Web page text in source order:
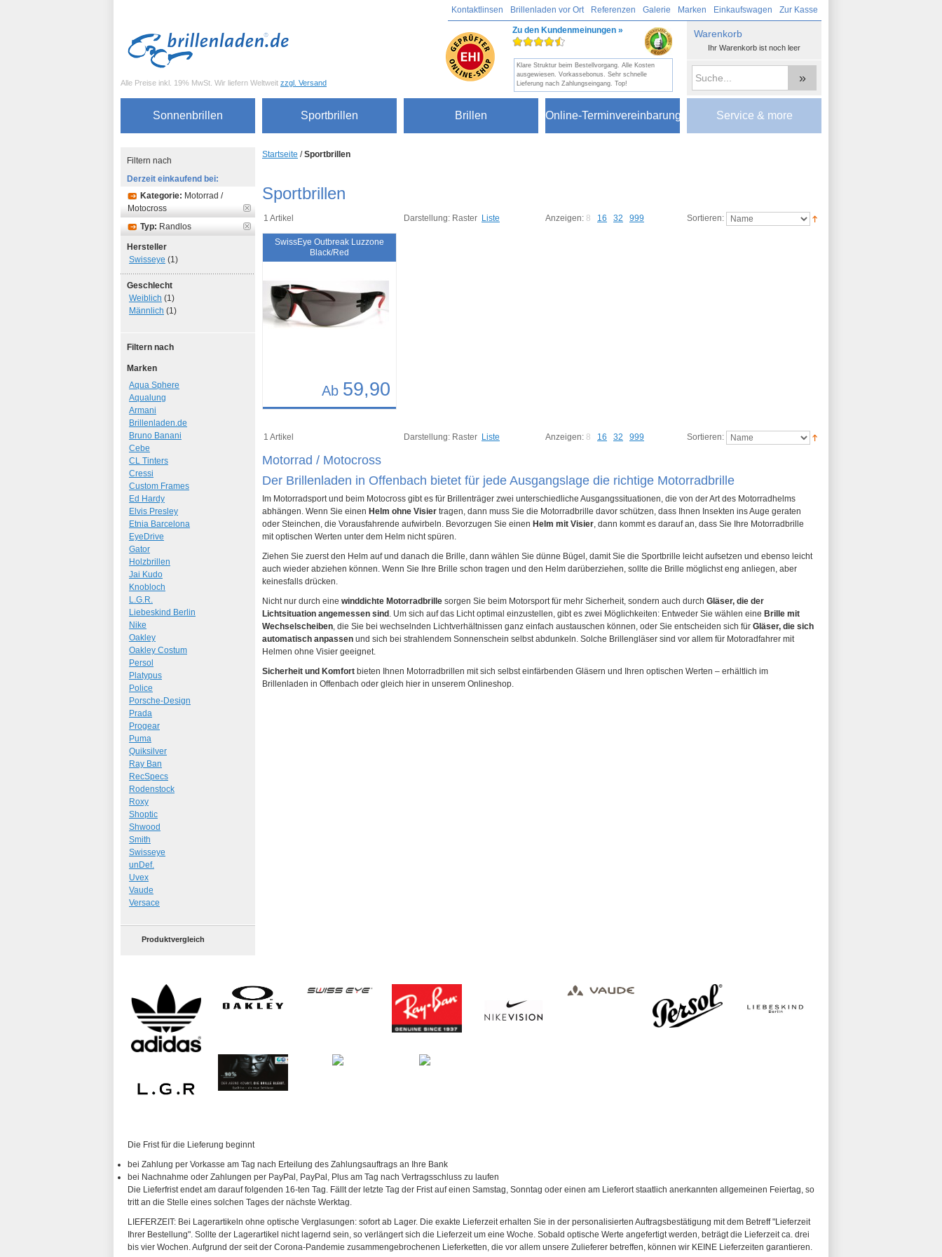
Kontaktlinsen Brillenladen vor Ort Referenzen Galerie Marken Einkaufswagen Zur Kasse
Zu den Kundenmeinungen »
Klare Struktur beim Bestellvorgang. Alle Kosten
ausgewiesen. Vorkassebonus. Sehr schnelle
Lieferung nach Zahlungseingang. Top!
Alle Preise inkl. 19% MwSt. Wir liefern Weltweit zzgl. Versand »
Warenkorb
Ihr Warenkorb ist noch leer
Sonnenbrillen Sportbrillen Brillen Online-Terminvereinbarung Service & more
Startseite /Sportbrillen
Sportbrillen
1 Artikel Sortieren:
Anzeigen: 8 16 32 999
Darstellung: Raster Liste
SwissEye Outbreak Luzzone
Black/Red
Ab 59,90
Art.-Nr.: 7017
1 Artikel Sortieren:
Anzeigen: 8 16 32 999
Darstellung: Raster Liste
Motorrad / Motocross
Der Brillenladen in Offenbach bietet für jede Ausgangslage die richtige Motorradbrille
Im Motorradsport und beim Motocross gibt es für Brillenträger zwei unterschiedliche Ausgangssituationen, die von der Art des Motorradhelms
abhängen. Wenn Sie einen Helm ohne Visier tragen, dann muss Sie die Motorradbrille davor schützen, dass Ihnen Insekten ins Auge geraten
oder Steinchen, die Vorausfahrende aufwirbeln. Bevorzugen Sie einen Helm mit Visier, dann kommt es darauf an, dass Sie Ihre Motorradbrille
mit optischen Werten unter dem Helm nicht spüren.
Ziehen Sie zuerst den Helm auf und danach die Brille, dann wählen Sie dünne Bügel, damit Sie die Sportbrille leicht aufsetzen und ebenso leicht
auch wieder abziehen können. Wenn Sie Ihre Brille schon tragen und den Helm darüberziehen, sollte die Brille möglichst eng anliegen, aber
keinesfalls drücken.
Nicht nur durch eine winddichte Motorradbrille sorgen Sie beim Motorsport für mehr Sicherheit, sondern auch durch Gläser, die der
Lichtsituation angemessen sind . Um sich auf das Licht optimal einzustellen, gibt es zwei Möglichkeiten: Entweder Sie wählen eine Brille mit
Wechselscheiben, die Sie bei wechselnden Lichtverhältnissen ganz einfach austauschen können, oder Sie entscheiden sich für Gläser, die sich
automatisch anpassen und sich bei strahlendem Sonnenschein selbst abdunkeln. Solche Brillengläser sind vor allem für Motoradfahrer mit
Helmen ohne Visier geeignet.
Sicherheit und Komfort bieten Ihnen Motorradbrillen mit sich selbst einfärbenden Gläsern und Ihren optischen Werten – erhältlich im
Brillenladen in Offenbach oder gleich hier in unserem Onlineshop.
Filtern nach
Derzeit einkaufend bei:
Kategorie: Motorrad /
Motocross
Typ: Randlos
Hersteller
Swisseye (1)
Geschlecht
Weiblich (1)
Männlich (1)
Filtern nach
Marken
Aqua Sphere
Aqualung
Armani
Brillenladen.de
Bruno Banani
Cebe
CL Tinters
Cressi
Custom Frames
Ed Hardy
Elvis Presley
Etnia Barcelona
EyeDrive
Gator
Holzbrillen
Jai Kudo
Knobloch
L.G.R.
Liebeskind Berlin
Nike
Oakley
Oakley Costum
Persol
Platypus
Police
Porsche-Design
Prada
Progear
Puma
Quiksilver
Ray Ban
RecSpecs
Rodenstock
Roxy
Shoptic
Shwood
Smith
Swisseye
unDef.
Uvex
Vaude
Versace
Produktvergleich
Die Frist für die Lieferung beginnt
bei Zahlung per Vorkasse am Tag nach Erteilung des Zahlungsauftrags an Ihre Bank
bei Nachnahme oder Zahlungen per PayPal, PayPal, Plus am Tag nach Vertragsschluss zu laufen
Die Lieferfrist endet am darauf folgenden 16-ten Tag. Fällt der letzte Tag der Frist auf einen Samstag, Sonntag oder einen am Lieferort staatlich anerkannten allgemeinen Feiertag, so
tritt an die Stelle eines solchen Tages der nächste Werktag.
LIEFERZEIT: Bei Lagerartikeln ohne optische Verglasungen: sofort ab Lager. Die exakte Lieferzeit erhalten Sie in der personalisierten Auftragsbestätigung mit dem Betreff "Lieferzeit
Ihrer Bestellung". Sollte der Lagerartikel nicht lagernd sein, so verlängert sich die Lieferzeit um eine Woche. Sobald optische Werte angefertigt werden, beträgt die Lieferzeit ca. drei
bis vier Wochen. Aufgrund der seit der Corona-Pandemie zusammengebrochenen Lieferketten, die vor allem unsere Zulieferer betreffen, können wir KEINE Lieferzeiten garantieren.